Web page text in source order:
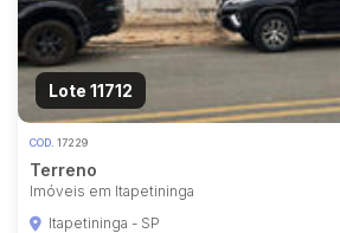
Lote 11712
COD. 17229
Terreno
Imóveis em Itapetininga
Itapetininga - SP